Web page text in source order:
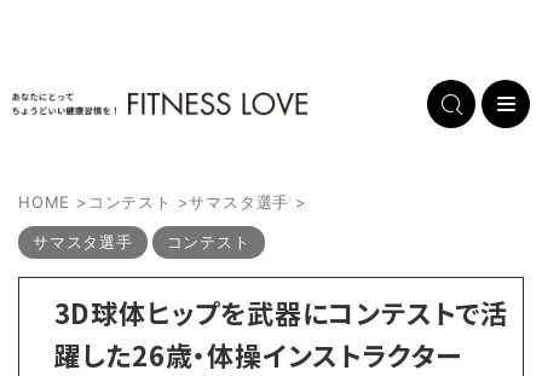
HOME > コンテスト >サマスタ選手 >
サマスタ選手 コンテスト
3D球体ヒップを武器にコンテストで活
躍した26歳・体操インストラクター